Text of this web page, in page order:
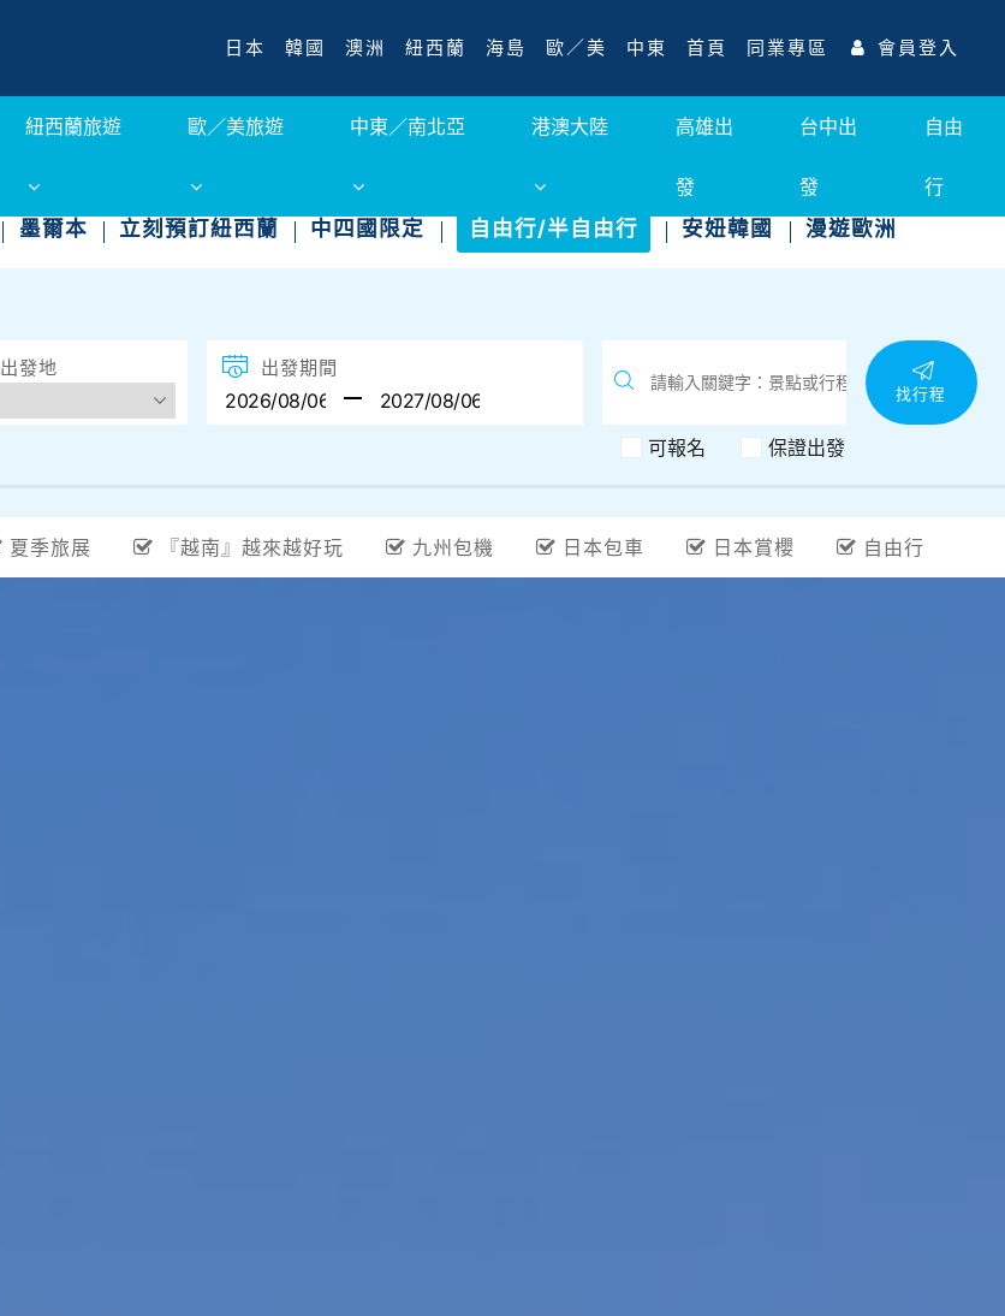
日本 韓國 澳洲 紐西蘭 海島 歐／美 中東 首頁 同業專區 會員登入
紐西蘭旅遊 歐／美旅遊 中東／南北亞 港澳大陸 高雄出
發
台中出
發
自由
行
墨爾本 立刻預訂紐西蘭 中四國限定 自由行/半自由行 安妞韓國 漫遊歐洲
出發地 出發期間
可報名 保證出發
找行程
夏季旅展 『越南』越來越好玩 九州包機 日本包車 日本賞櫻 自由行